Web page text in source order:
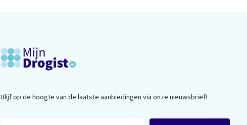
Blijf op de hoogte van de laatste aanbiedingen via onze nieuwsbrief!